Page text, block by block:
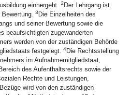
einhergeht. 2 Der Lehrgang ist
3 Die Einzelheiten des
und seiner Bewertung sowie die
beaufsichtigten zugewanderten
werden von der zuständigen Behörde
festgelegt. 4Die Rechtsstellung
im Aufnahmemitgliedstaat,
des Aufenthaltsrechts sowie der
Rechte und Leistungen,
wird von den zuständigen